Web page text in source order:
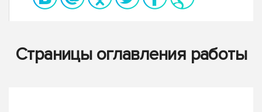
Страницы оглавления работы